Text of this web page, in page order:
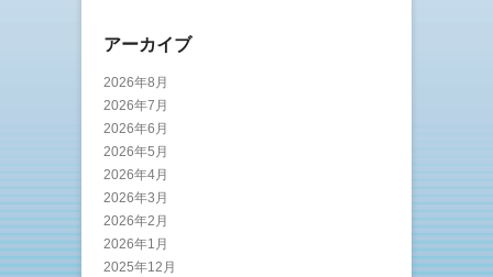
アーカイブ
2026年8月
2026年7月
2026年6月
2026年5月
2026年4月
2026年3月
2026年2月
2026年1月
2025年12月